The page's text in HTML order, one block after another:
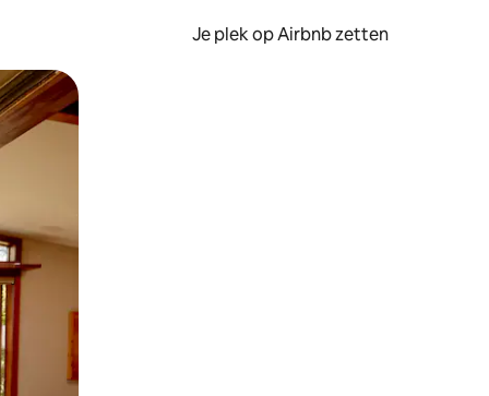
Je plek op Airbnb zetten
of swipen.